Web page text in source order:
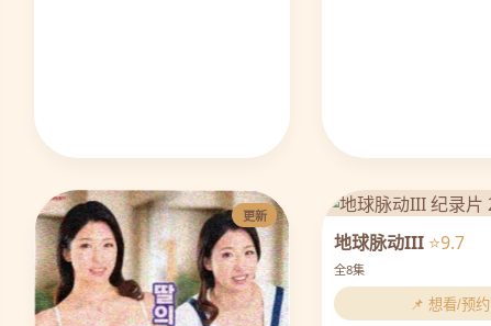
更新
地球脉动III ⭐9.7
全8集
📌 想看/预约